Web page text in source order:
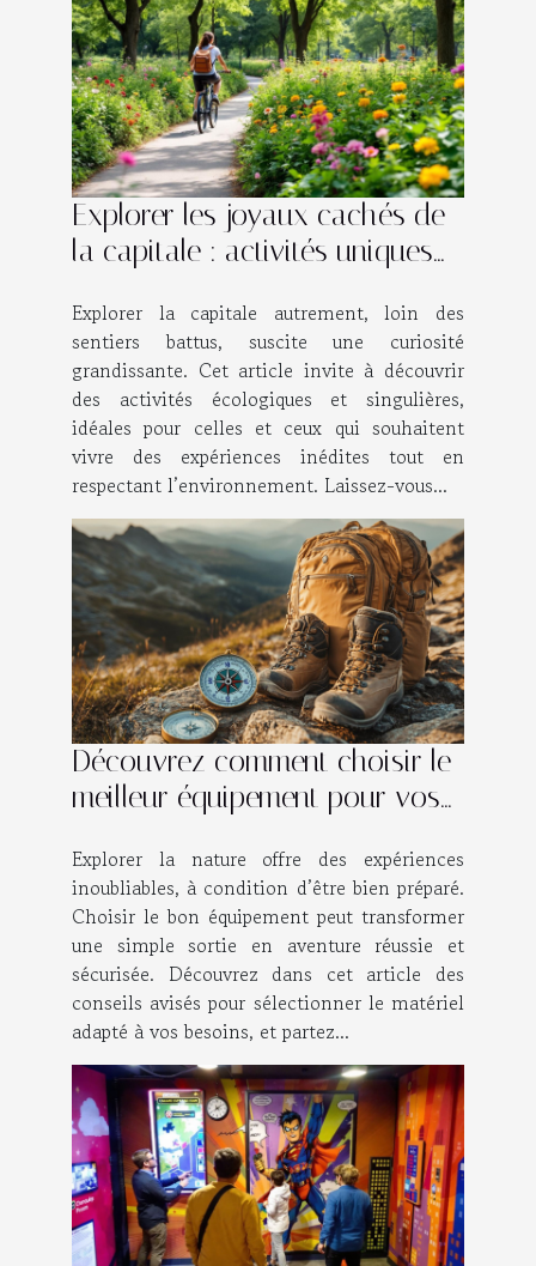
Explorer les joyaux cachés de
la capitale : activités uniques
Explorer la capitale autrement, loin des
sentiers battus, suscite une curiosité
grandissante. Cet article invite à découvrir
des activités écologiques et singulières,
idéales pour celles et ceux qui souhaitent
vivre des expériences inédites tout en
respectant l’environnement. Laissez-vous...
Découvrez comment choisir le
meilleur équipement pour vos
Explorer la nature offre des expériences
inoubliables, à condition d’être bien préparé.
Choisir le bon équipement peut transformer
une simple sortie en aventure réussie et
sécurisée. Découvrez dans cet article des
conseils avisés pour sélectionner le matériel
adapté à vos besoins, et partez...